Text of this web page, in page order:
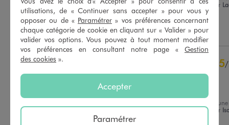
expérience du13/03/2026 par
D.
Utile(0) Signaler
5/
Avis vérifié et récompensé
, suite à une
expérience du14/02/2026 par
utilisations, de « Continuer sans accepter » pour vous y
opposer ou de « Paramétrer » vos préférences concernant
chaque catégorie de cookie en cliquant sur « Valider » pour
valider vos options. Vous pouvez à tout moment modifier
vos préférences en consultant notre page « Gestion
des cookies ».
Accepter
Paramétrer